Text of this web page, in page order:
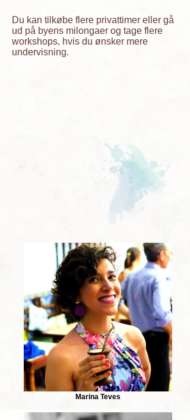
Du kan tilkøbe flere privattimer eller gå
ud på byens milongaer og tage flere
workshops, hvis du ønsker mere
undervisning.
Marina Teves